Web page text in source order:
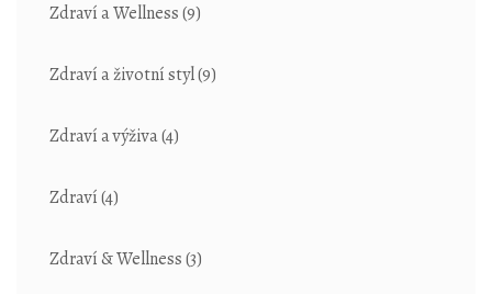
Zdraví a Wellness(9)
Zdraví a životní styl(9)
Zdraví a výživa(4)
Zdraví(4)
Zdraví & Wellness(3)